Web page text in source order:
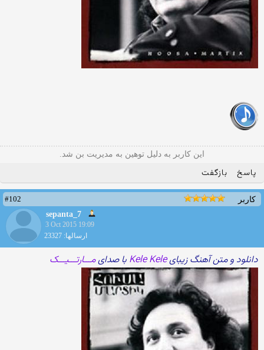
این کاربر به دلیل توهین به مدیریت بن شد.
پاسخ بازگفت
کاربر
#102
sepanta_7
3 Oct 2015 19:09
ارسالها: 23327
دانلود و متن آهنگ زیبایKele Kele با صدایمـــارتـــیـــک